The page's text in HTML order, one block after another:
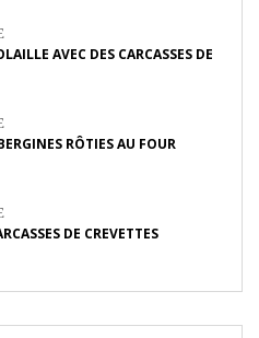
AVEC DES CARCASSES DE
RÔTIES AU FOUR
DE CREVETTES